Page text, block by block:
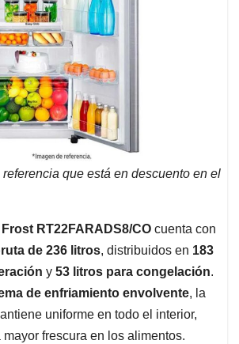
que está en descuento en el
RT22FARADS8/CO cuenta con
de 236 litros, distribuidos en 183
y 53 litros para congelación.
de enfriamiento envolvente, la
uniforme en todo el interior,
frescura en los alimentos.